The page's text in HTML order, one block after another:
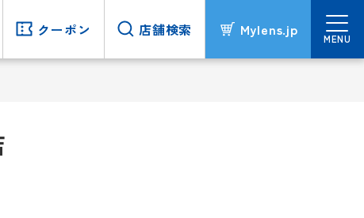
クーポン 店舗検索 Mylens.jp
MENU
クーポン 店舗検索 Mylens.jp
MENU